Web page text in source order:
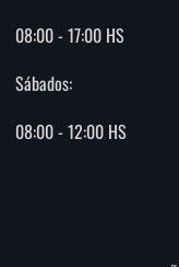
08:00 - 17:00 HS
Sábados:
08:00 - 12:00 HS